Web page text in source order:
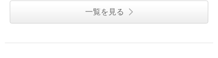
一覧を見る